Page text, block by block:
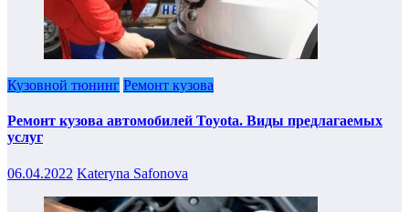
Кузовной тюнинг Ремонт кузова
Ремонт кузова автомобилей Toyota. Виды предлагаемых
услуг
06.04.2022 Kateryna Safonova